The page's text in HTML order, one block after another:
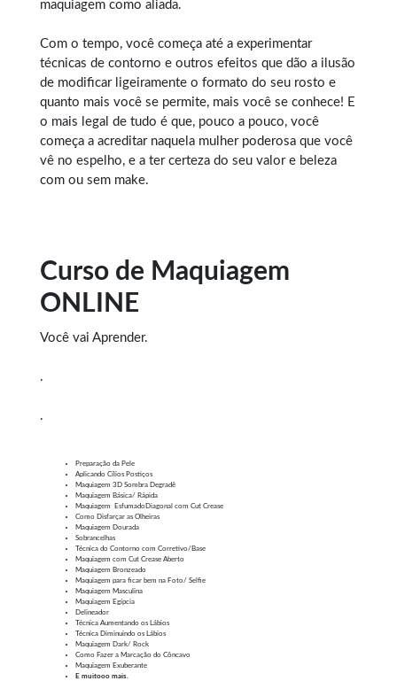
maquiagem como aliada.
Com o tempo, você começa até a experimentar
técnicas de contorno e outros efeitos que dão a ilusão
de modificar ligeiramente o formato do seu rosto e
quanto mais você se permite, mais você se conhece! E
o mais legal de tudo é que, pouco a pouco, você
começa a acreditar naquela mulher poderosa que você
vê no espelho, e a ter certeza do seu valor e beleza
com ou sem make.
Curso de Maquiagem
ONLINE
Você vai Aprender.
.
.
Preparação da Pele
Aplicando Cílios Postiços
Maquiagem 3D Sombra Degradê
Maquiagem Básica/ Rápida
Maquiagem EsfumadoDiagonal com Cut Crease
Como Disfarçar as Olheiras
Maquiagem Dourada
Sobrancelhas
Técnica do Contorno com Corretivo/Base
Maquiagem com Cut Crease Aberto
Maquiagem Bronzeado
Maquiagem para ficar bem na Foto/ Selfie
Maquiagem Masculina
Maquiagem Egípcia
Delineador
Técnica Aumentando os Lábios
Técnica Diminuindo os Lábios
Maquiagem Dark/ Rock
Como Fazer a Marcação do Côncavo
Maquiagem Exuberante
E muitooo mais.